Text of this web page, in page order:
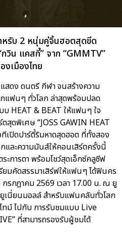
หรับ 2 หนุ่มคู่จิ้นฮอตสุดขีด
กวิน แคสกี้” จาก “GMMTV”
งเมืองไทย
สดง ดนตรี กีฬา จนสร้างความ
กแฟนๆ ทั่วโลก ล่าสุดพร้อมปลด
HEAT & BEAT ให้แฟนๆ ใจ
สุดพิเศษ “JOSS GAWIN HEAT
ทีเปิดปาร์ตี้ริมหาดสุดฮอต ที่ทั้งสอง
ละความมันส์ให้คอนเสิร์ตครั้งนี้
ะการตา พร้อมโชว์สุดเอ็กซ์คลูซีฟ
รียมคัดสรรมาเสิร์ฟให้แฟนๆ ได้ฟินคร
รกฎาคม 2569 เวลา 17.00 น. ณ ยู
เนี่ยนมอลล์ สำหรับแฟนคลับทั่วโลก
ทม์ ไปกับ การรับชมแบบ Live
ที่สามารถรองรับผู้ชมได้